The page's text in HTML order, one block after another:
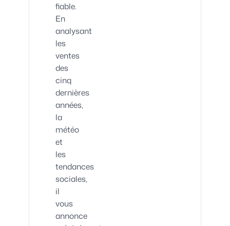
fiable.
En
analysant
les
ventes
des
cinq
dernières
années,
la
météo
et
les
tendances
sociales,
il
vous
annonce